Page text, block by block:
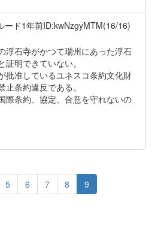
ード1年前ID:kwNzgyMTM(16/16)
浮石寺がかつて瑞州にあった浮石
証明できていない。
批准しているユネスコ条約文化財
止条約違反である。
際条約、協定、合意を守れないの
5 6 7 8 9